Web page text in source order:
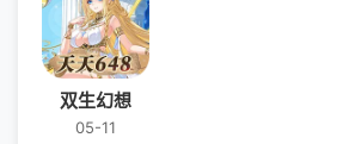
双生幻想
05-11